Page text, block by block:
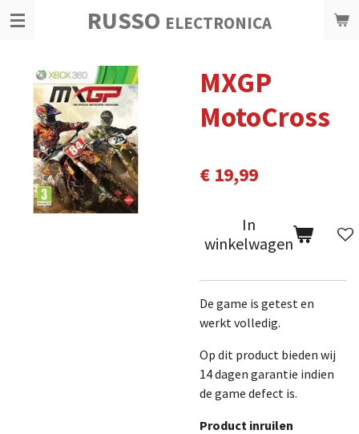
Ga
hoofdinhoud
RUSSO ELECTRONICA
MXGP
MotoCross
€ 19,99
In
winkelwagen
De game is getest en
werkt volledig.
Op dit product bieden wij
14 dagen garantie indien
de game defect is.
Product inruilen